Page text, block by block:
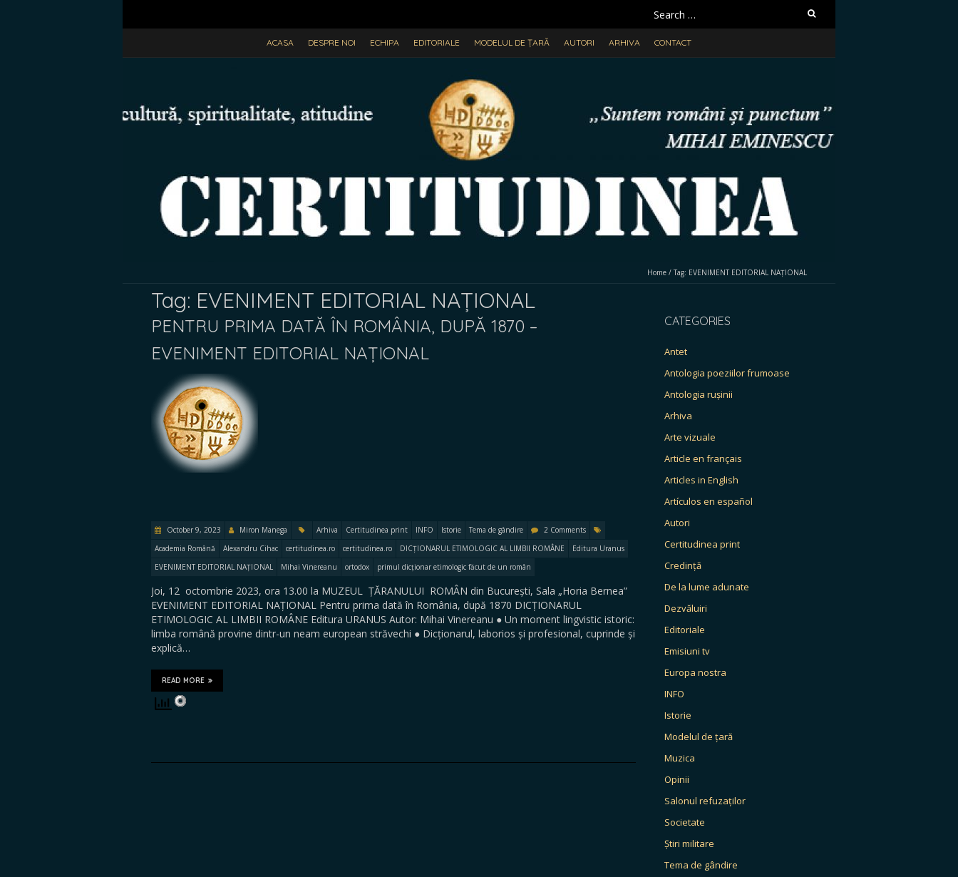
Search
for:
ACASA DESPRE NOI ECHIPA EDITORIALE MODELUL DE ȚARĂ AUTORI ARHIVA CONTACT
Home / Tag: EVENIMENT EDITORIAL NAȚIONAL
Tag: EVENIMENT EDITORIAL NAȚIONAL
PENTRU PRIMA DATĂ ÎN ROMÂNIA, DUPĂ 1870 –
EVENIMENT EDITORIAL NAȚIONAL
October 9, 2023 Miron Manega Arhiva Certitudinea print INFO Istorie Tema de gândire
2 Comments
Academia Română
Alexandru Cihac certitudinea.ro certitudinea.ro DICȚIONARUL ETIMOLOGIC AL LIMBII ROMÂNE
Editura Uranus
EVENIMENT EDITORIAL NAȚIONAL
Mihai Vinereanu ortodox primul dicționar etimologic făcut de un român
Joi, 12 octombrie 2023, ora 13.00 la MUZEUL ȚĂRANULUI ROMÂN din București, Sala „Horia Bernea”
EVENIMENT EDITORIAL NAȚIONAL Pentru prima dată în România, după 1870 DICȚIONARUL
ETIMOLOGIC AL LIMBII ROMÂNE Editura URANUS Autor: Mihai Vinereanu ● Un moment lingvistic istoric:
limba română provine dintr-un neam european străvechi ● Dicționarul, laborios și profesional, cuprinde și
explică…
READ MORE
CATEGORIES
Antet
Antologia poeziilor frumoase
Antologia rușinii
Arhiva
Arte vizuale
Article en français
Articles in English
Artículos en español
Autori
Certitudinea print
Credință
De la lume adunate
Dezvăluiri
Editoriale
Emisiuni tv
Europa nostra
INFO
Istorie
Modelul de țară
Muzica
Opinii
Salonul refuzaților
Societate
Știri militare
Tema de gândire